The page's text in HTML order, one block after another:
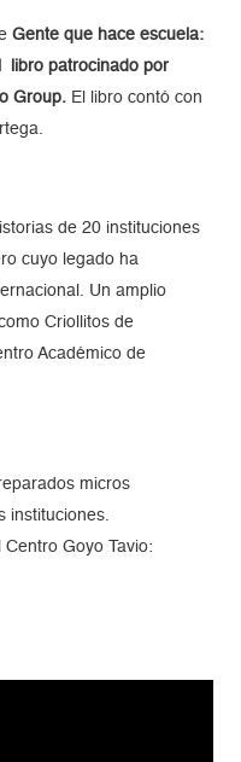
Gente que hace escuela:
libro patrocinado por
Group. El libro contó con
de 20 instituciones
cuyo legado ha
Un amplio
Criollitos de
Académico de
micros
instituciones.
Goyo Tavio: